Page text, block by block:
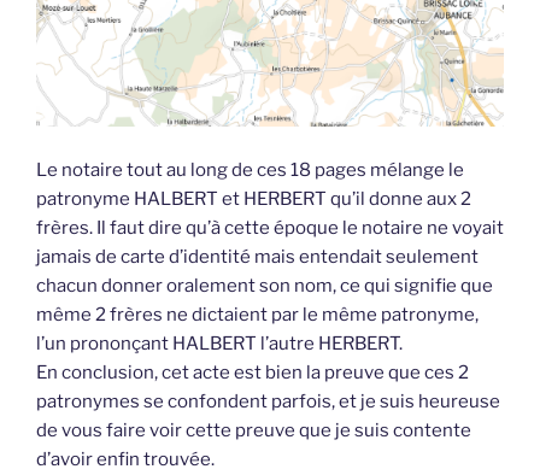
Le notaire tout au long de ces 18 pages mélange le
patronyme HALBERT et HERBERT qu’il donne aux 2
frères. Il faut dire qu’à cette époque le notaire ne voyait
jamais de carte d’identité mais entendait seulement
chacun donner oralement son nom, ce qui signifie que
même 2 frères ne dictaient par le même patronyme,
l’un prononçant HALBERT l’autre HERBERT.
En conclusion, cet acte est bien la preuve que ces 2
patronymes se confondent parfois, et je suis heureuse
de vous faire voir cette preuve que je suis contente
d’avoir enfin trouvée.